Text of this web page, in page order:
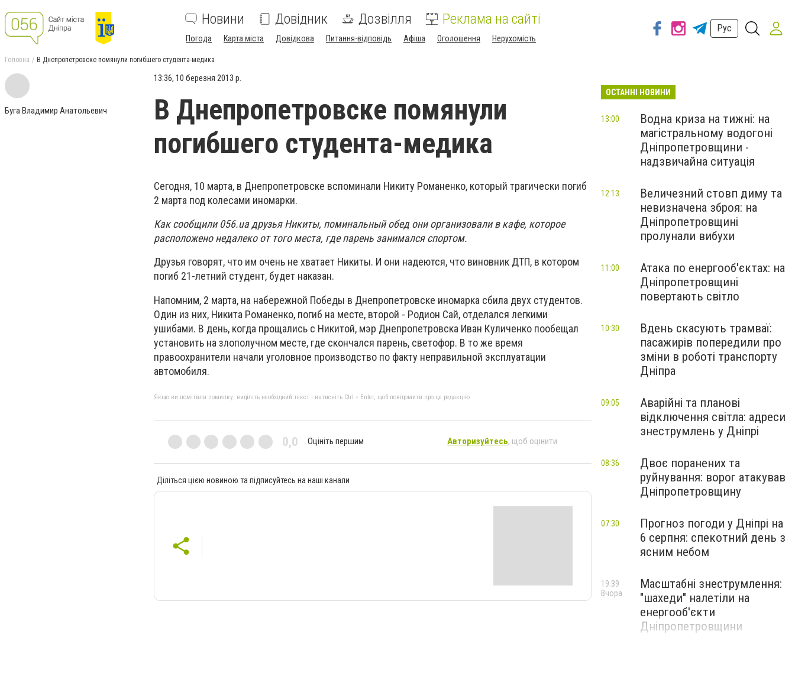
Новини Довідник Дозвілля Реклама на сайті
Погода Карта міста Довідкова Питання-відповідь Афіша Оголошення Нерухомість
Рус
Головна В Днепропетровске помянули погибшего студента-медика
Буга Владимир Анатольевич
13:36, 10 березня 2013 р.
В Днепропетровске помянули
погибшего студента-медика
Сегодня, 10 марта, в Днепропетровске вспоминали Никиту Романенко, который трагически погиб
2 марта под колесами иномарки.
Как сообщили 056.ua друзья Никиты, поминальный обед они организовали в кафе, которое
расположено недалеко от того места, где парень занимался спортом.
Друзья говорят, что им очень не хватает Никиты. И они надеются, что виновник ДТП, в котором
погиб 21-летний студент, будет наказан.
Напомним, 2 марта, на набережной Победы в Днепропетровске иномарка сбила двух студентов.
Один из них, Никита Романенко, погиб на месте, второй - Родион Сай, отделался легкими
ушибами. В день, когда прощались с Никитой, мэр Днепропетровска Иван Куличенко пообещал
установить на злополучном месте, где скончался парень, светофор. В то же время
правоохранители начали уголовное производство по факту неправильной эксплуатации
автомобиля.
Якщо ви помітили помилку, виділіть необхідний текст і натисніть Ctrl + Enter, щоб повідомити про це редакцію
0,0 Оцініть першим Авторизуйтесь, щоб оцінити
Діліться цією новиною та підписуйтесь на наші канали
ОСТАННІ НОВИНИ
Водна криза на тижні: на
магістральному водогоні
Дніпропетровщини -
надзвичайна ситуація
13:00
Величезний стовп диму та
невизначена зброя: на
Дніпропетровщині
пролунали вибухи
12:13
Атака по енергооб'єктах: на
Дніпропетровщині
повертають світло
11:00
Вдень скасують трамваї:
пасажирів попередили про
зміни в роботі транспорту
Дніпра
10:30
Аварійні та планові
відключення світла: адреси
знеструмлень у Дніпрі
09:05
Двоє поранених та
руйнування: ворог атакував
Дніпропетровщину
08:36
Прогноз погоди у Дніпрі на
6 серпня: спекотний день з
ясним небом
07:30
Масштабні знеструмлення:
"шахеди" налетіли на
енергооб'єкти
Дніпропетровщини
19:39
Вчора